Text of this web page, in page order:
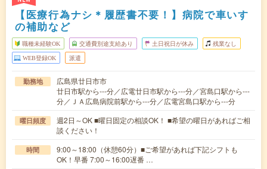
【医療行為ナシ＊履歴書不要！】病院で車いす
の補助など
職種未経験OK 交通費別途支給あり 土日祝日が休み 残業なし
WEB登録OK 派遣
勤務地
広島県廿日市市
廿日市駅から---分／広電廿日市駅から---分／宮島口駅から---
分／ＪＡ広島病院前駅から---分／広電宮島口駅から---分
曜日頻度
週2日～OK ■曜日固定の相談OK！ ■希望の曜日があればご相
談ください！
時間
9:00～18:00（休憩60分）■ご希望があれば下記シフトも
OK！早番 7:00～16:00遅番 …